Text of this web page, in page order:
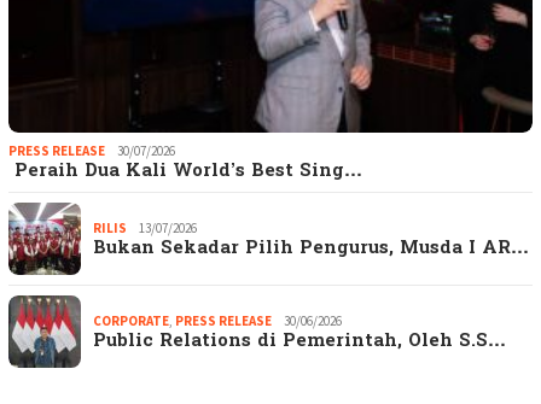
PRESS RELEASE 30/07/2026
Peraih Dua Kali World’s Best Sing…
RILIS 13/07/2026
Bukan Sekadar Pilih Pengurus, Musda I AR…
CORPORATE, PRESS RELEASE 30/06/2026
Public Relations di Pemerintah, Oleh S.S…